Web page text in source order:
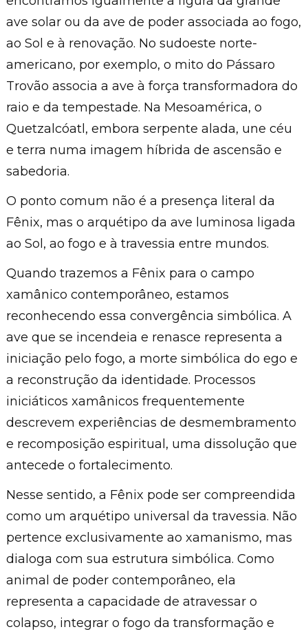
ave solar ou da ave de poder associada ao fogo,
ao Sol e à renovação. No sudoeste norte-
americano, por exemplo, o mito do Pássaro
Trovão associa a ave à força transformadora do
raio e da tempestade. Na Mesoamérica, o
Quetzalcóatl, embora serpente alada, une céu
e terra numa imagem híbrida de ascensão e
sabedoria.
O ponto comum não é a presença literal da
Fênix, mas o arquétipo da ave luminosa ligada
ao Sol, ao fogo e à travessia entre mundos.
Quando trazemos a Fênix para o campo
xamânico contemporâneo, estamos
reconhecendo essa convergência simbólica. A
ave que se incendeia e renasce representa a
iniciação pelo fogo, a morte simbólica do ego e
a reconstrução da identidade. Processos
iniciáticos xamânicos frequentemente
descrevem experiências de desmembramento
e recomposição espiritual, uma dissolução que
antecede o fortalecimento.
Nesse sentido, a Fênix pode ser compreendida
como um arquétipo universal da travessia. Não
pertence exclusivamente ao xamanismo, mas
dialoga com sua estrutura simbólica. Como
animal de poder contemporâneo, ela
representa a capacidade de atravessar o
colapso, integrar o fogo da transformação e